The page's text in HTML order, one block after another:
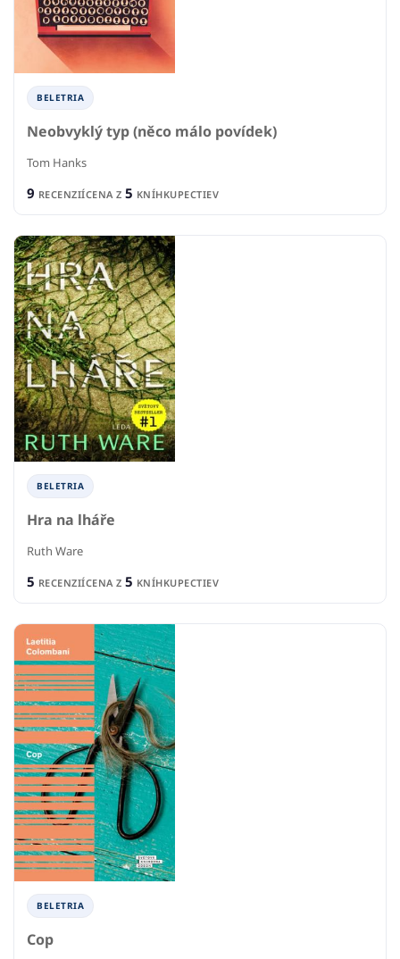
BELETRIA
Neobvyklý typ (něco málo povídek)
Tom Hanks
9 RECENZIÍCENA Z 5 KNÍHKUPECTIEV
BELETRIA
Hra na lháře
Ruth Ware
5 RECENZIÍCENA Z 5 KNÍHKUPECTIEV
BELETRIA
Cop